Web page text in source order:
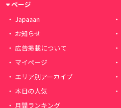
ページ
Japaaan
お知らせ
広告掲載について
マイページ
エリア別アーカイブ
本日の人気
月間ランキング